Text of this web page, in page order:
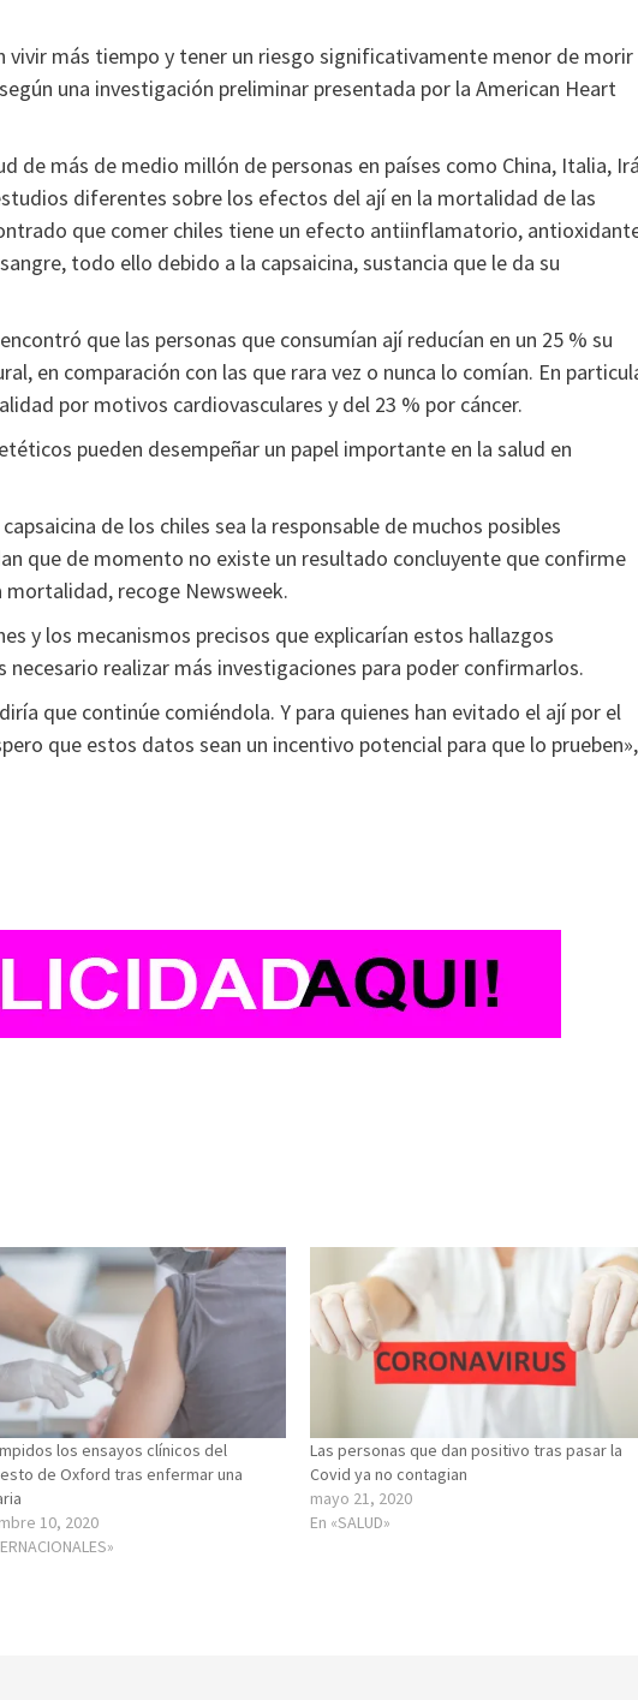
vivir más tiempo y tener un riesgo significativamente menor de morir
una investigación preliminar presentada por la American Heart
de más de medio millón de personas en países como China, Italia,
diferentes sobre los efectos del ají en la mortalidad de las
que comer chiles tiene un efecto antiinflamatorio,
todo ello debido a la capsaicina, sustancia que le da su
que las personas que consumían ají reducían en un 25 % su
en comparación con las que rara vez o nunca lo comían. En
por motivos cardiovasculares y del 23 % por cáncer.
pueden desempeñar un papel importante en la salud en
de los chiles sea la responsable de muchos posibles
que de momento no existe un resultado concluyente que confirme
mortalidad, recoge Newsweek.
y los mecanismos precisos que explicarían estos hallazgos
necesario realizar más investigaciones para poder confirmarlos.
que continúe comiéndola. Y para quienes han evitado el ají por el
que estos datos sean un incentivo potencial para que lo prueben»,
los ensayos clínicos del
de Oxford tras enfermar una
10, 2020
Las personas que dan positivo tras pasar la
Covid ya no contagian
mayo 21, 2020
En «SALUD»